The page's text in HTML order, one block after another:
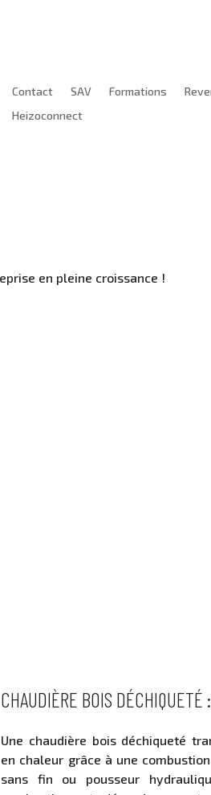
Contact SAV Formations
Heizoconnect
en pleine croissance !
CHAUDIÈRE BOIS
Une chaudière bois déchiqueté
en chaleur grâce à une
sans fin ou pousseur